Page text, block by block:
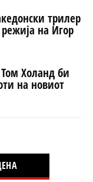
трилер
на Игор
Холанд би
на новиот